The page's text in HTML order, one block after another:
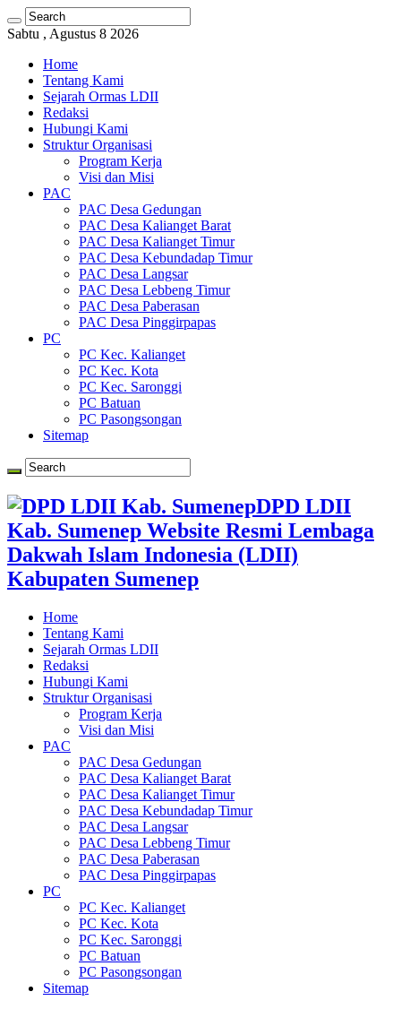
Sabtu , Agustus 8 2026
Home
Tentang Kami
Sejarah Ormas LDII
Redaksi
Hubungi Kami
Struktur Organisasi
Program Kerja
Visi dan Misi
PAC
PAC Desa Gedungan
PAC Desa Kalianget Barat
PAC Desa Kalianget Timur
PAC Desa Kebundadap Timur
PAC Desa Langsar
PAC Desa Lebbeng Timur
PAC Desa Paberasan
PAC Desa Pinggirpapas
PC
PC Kec. Kalianget
PC Kec. Kota
PC Kec. Saronggi
PC Batuan
PC Pasongsongan
Sitemap
DPD LDII
Kab. Sumenep Website Resmi Lembaga
Dakwah Islam Indonesia (LDII)
Kabupaten Sumenep
Home
Tentang Kami
Sejarah Ormas LDII
Redaksi
Hubungi Kami
Struktur Organisasi
Program Kerja
Visi dan Misi
PAC
PAC Desa Gedungan
PAC Desa Kalianget Barat
PAC Desa Kalianget Timur
PAC Desa Kebundadap Timur
PAC Desa Langsar
PAC Desa Lebbeng Timur
PAC Desa Paberasan
PAC Desa Pinggirpapas
PC
PC Kec. Kalianget
PC Kec. Kota
PC Kec. Saronggi
PC Batuan
PC Pasongsongan
Sitemap